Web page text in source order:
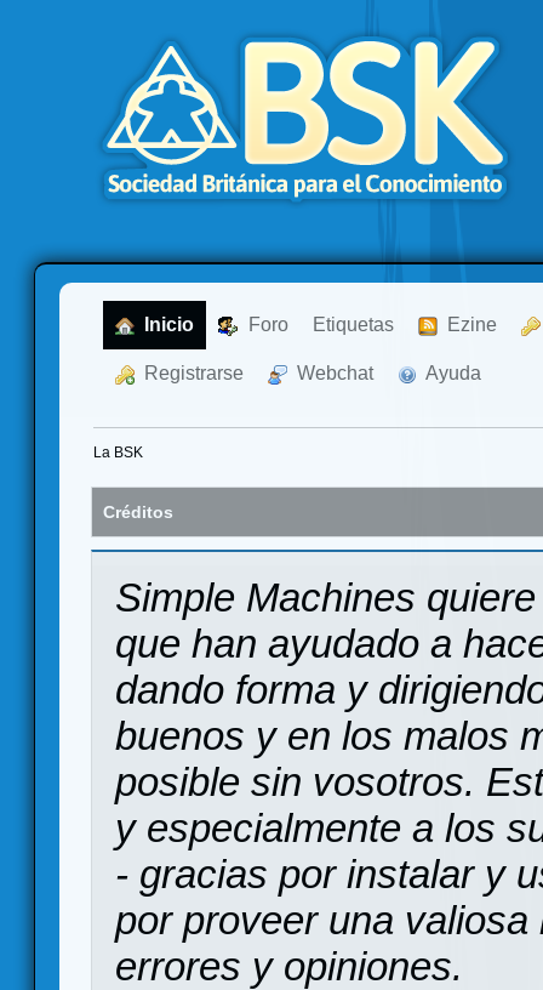
Inicio Foro Etiquetas Ezine
Registrarse Webchat Ayuda
La BSK
Créditos
Simple Machines
que han ayudado a
dando forma y
buenos y en los malos
posible sin vosotros.
y especialmente a los
- gracias por instalar y
por proveer una
errores y opiniones.